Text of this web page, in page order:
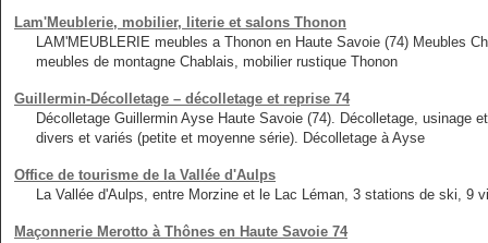
Lam'Meublerie, mobilier, literie et salons Thonon
LAM'MEUBLERIE meubles a Thonon en Haute Savoie (74) Meubles
meubles de montagne Chablais, mobilier rustique Thonon
Guillermin-Décolletage – décolletage et reprise 74
Décolletage Guillermin Ayse Haute Savoie (74). Décolletage,
divers et variés (petite et moyenne série). Décolletage à Ayse
Office de tourisme de la Vallée d'Aulps
La Vallée d'Aulps, entre Morzine et le Lac Léman, 3 stations de ski,
Maçonnerie Merotto à Thônes en Haute Savoie 74